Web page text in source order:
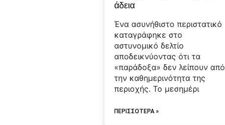
άδεια
Ένα ασυνήθιστο περιστατικό
καταγράφηκε στο
αστυνομικό δελτίο
αποδεικνύοντας ότι τα
«παράδοξα» δεν λείπουν από
την καθημερινότητα της
περιοχής. Το μεσημέρι
ΠΕΡΙΣΣΟΤΕΡΑ »